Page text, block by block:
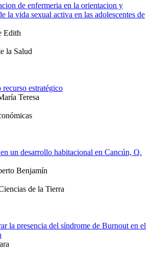
de enfermeria en la orientacion y
la vida sexual activa en las adolescentes de
Edith
la Salud
estratégico
Teresa
un desarrollo habitacional en Cancún, Q.
Benjamín
de la Tierra
la presencia del síndrome de Burnout en el